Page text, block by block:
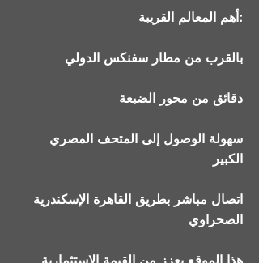
أهم المعالم القريبة:
بالقرب من مطار سفنكس الدولي
دقائق من محور الضبعة
سهولة الوصول إلى المتحف المصري
الكبير
اتصال مباشر بطريق القاهرة الإسكندرية
الصحراوي